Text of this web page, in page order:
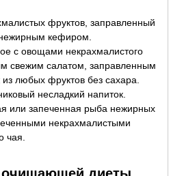
фруктов, заправленный
кефиром.
с овощами некрахмалистого
свежим салатом, заправленным
любых фруктов без сахара.
несладкий напиток.
или запеченная рыба нежирных
некрахмалистыми
чая.